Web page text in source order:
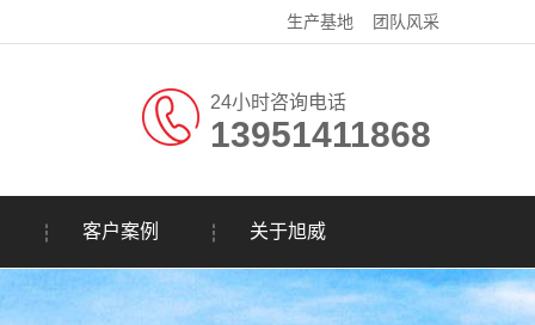
生产基地 团队风采
24小时咨询电话
13951411868
客户案例 关于旭威